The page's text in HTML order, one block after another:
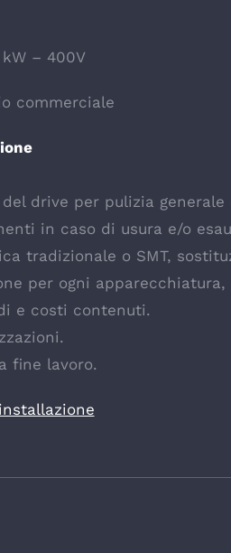
– 400V
commerciale
drive per pulizia
in caso di usura e/o
tradizionale o SMT,
per ogni apparecchiatura,
e costi contenuti.
fine lavoro.